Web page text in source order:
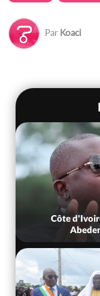
Par Koaci
Côte